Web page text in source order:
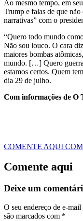
Ao mesmo tempo, em
Trump e falas de que
narrativas” com o
“Quero todo mundo
Não sou louco. O cara
maiores bombas
mundo. […] Quero
estamos certos. Quem
dia 29 de julho.
Com informações de O
COMENTE AQUI
Comente aqui
Deixe um
O seu endereço de e-
são marcados com *